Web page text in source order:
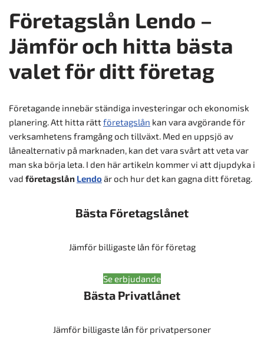
Företagslån Lendo –
Jämför och hitta bästa
valet för ditt företag
Företagande innebär ständiga investeringar och ekonomisk
planering. Att hitta rättföretagslån kan vara avgörande för
verksamhetens framgång och tillväxt. Med en uppsjö av
lånealternativ på marknaden, kan det vara svårt att veta var
man ska börja leta. I den här artikeln kommer vi att djupdyka i
vad företagslån Lendoär och hur det kan gagna ditt företag.
Bästa Företagslånet
Jämför billigaste lån för företag
Se erbjudande
Bästa Privatlånet
Jämför billigaste lån för privatpersoner